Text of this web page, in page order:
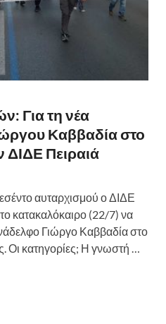
Για τη νέα
Καββαδία στο
ΔΙΔΕ Πειραιά
αυταρχισμού ο ΔΙΔΕ
κατακαλόκαιρο (22/7) να
Γιώργο Καββαδία στο
Οι κατηγορίες; Η γνωστή …